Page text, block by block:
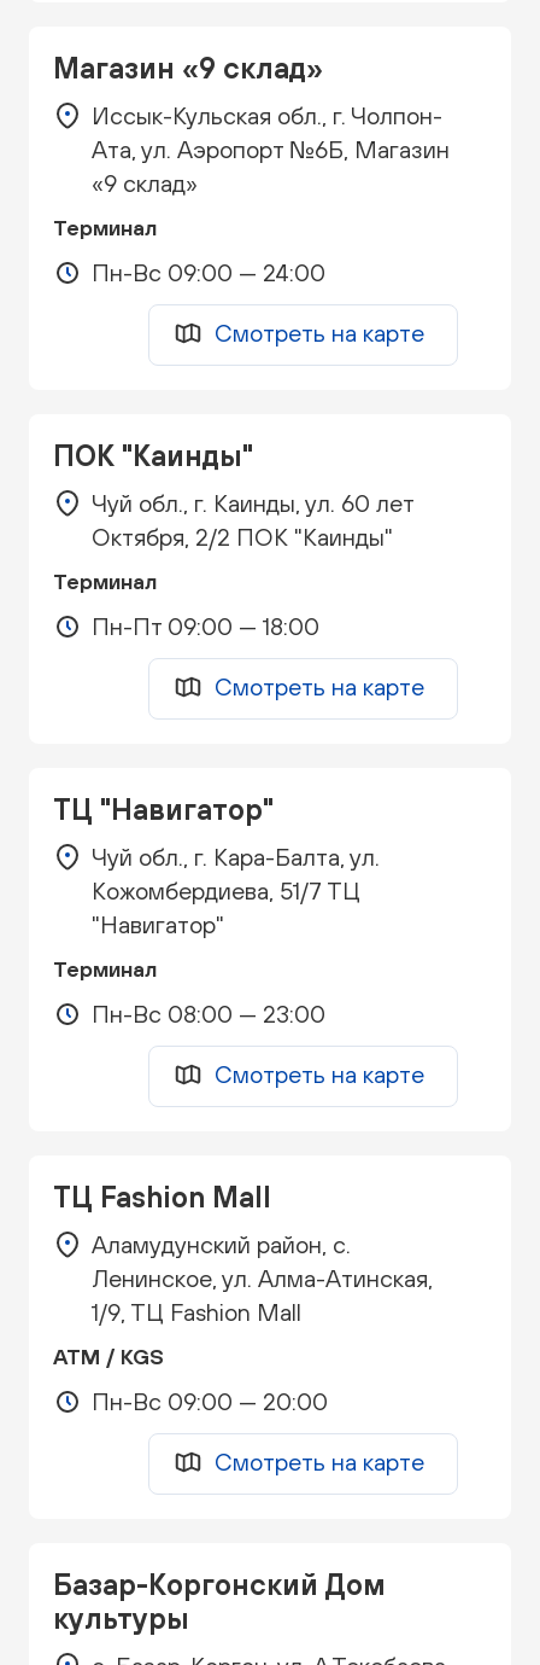
Магазин «9 склад»
Иссык-Кульская обл., г. Чолпон-
Ата, ул. Аэропорт №6Б, Магазин
«9 склад»
Терминал
Пн-Вс 09:00 — 24:00
Смотреть на карте
ПОК "Каинды"
Чуй обл., г. Каинды, ул. 60 лет
Октября, 2/2 ПОК "Каинды"
Терминал
Пн-Пт 09:00 — 18:00
Смотреть на карте
ТЦ "Навигатор"
Чуй обл., г. Кара-Балта, ул.
Кожомбердиева, 51/7 ТЦ
"Навигатор"
Терминал
Пн-Вс 08:00 — 23:00
Смотреть на карте
ТЦ Fashion Mall
Аламудунский район, с.
Ленинское, ул. Алма-Атинская,
1/9, ТЦ Fashion Mall
ATM / KGS
Пн-Вс 09:00 — 20:00
Смотреть на карте
Базар-Коргонский Дом
культуры